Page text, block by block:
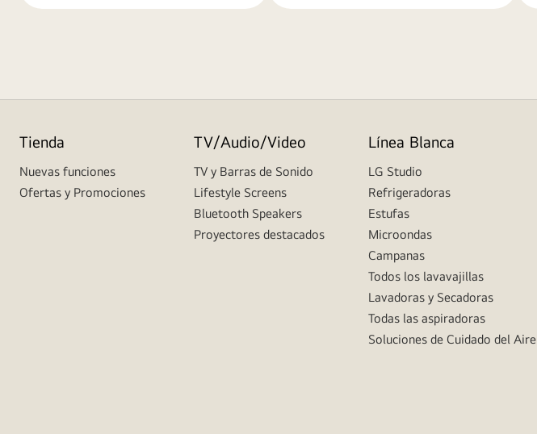
Tienda
Nuevas funciones
Ofertas y Promociones
TV/Audio/Video
TV y Barras de Sonido
Lifestyle Screens
Bluetooth Speakers
Proyectores destacados
Línea Blanca
LG Studio
Refrigeradoras
Estufas
Microondas
Campanas
Todos los lavavajillas
Lavadoras y Secadoras
Todas las aspiradoras
Soluciones de Cuidado del Aire